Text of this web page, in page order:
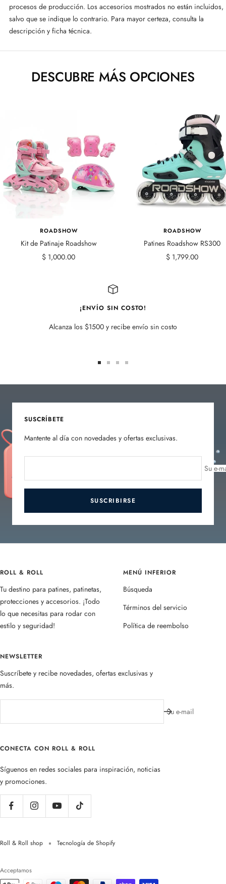
procesos de producción. Los accesorios mostrados no están incluidos,
salvo que se indique lo contrario. Para mayor certeza, consulta la
descripción y ficha técnica.
DESCUBRE MÁS OPCIONES
ROADSHOW
Kit de Patinaje Roadshow
Precio
$ 1,000.00
ROADSHOW
Patines Roadshow RS300
Precio
$ 1,799.00
¡ENVÍO SIN COSTO!
Alcanza los $1500 y recibe envío sin costo
diapositiva
diapositiva
diapositiva
diapositiva
SUSCRÍBETE
Mantente al día con novedades y ofertas exclusivas.
Su e-
SUSCRIBIRSE
ROLL & ROLL
Tu destino para patines, patinetas,
protecciones y accesorios. ¡Todo
lo que necesitas para rodar con
estilo y seguridad!
MENÚ INFERIOR
Búsqueda
Términos del servicio
Política de reembolso
NEWSLETTER
Suscríbete y recibe novedades, ofertas exclusivas y
más.
Su e-mail
CONECTA CON ROLL & ROLL
Síguenos en redes sociales para inspiración, noticias
y promociones.
Roll & Roll shop Tecnología de Shopify
Acceptamos